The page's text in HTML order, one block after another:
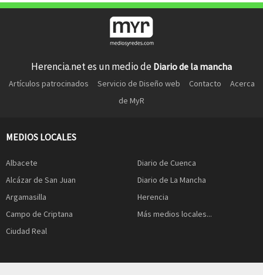
Herencia.net es un medio de Diario de la mancha
Artículos patrocinados Servicio de Diseño web Contacto
Acerca
de MyR
MEDIOS LOCALES
Albacete
Alcázar de San Juan
Argamasilla
Campo de Criptana
Ciudad Real
Diario de Cuenca
Diario de La Mancha
Herencia
Más medios locales...